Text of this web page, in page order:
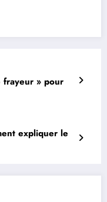
» pour
expliquer le